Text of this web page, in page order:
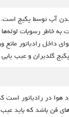
آب توسط پکیج است.
خاطر رسوبات
رادیاتور مانع
گلدیران و عیب
هوا در رادیاتور
باشد که باید عیب